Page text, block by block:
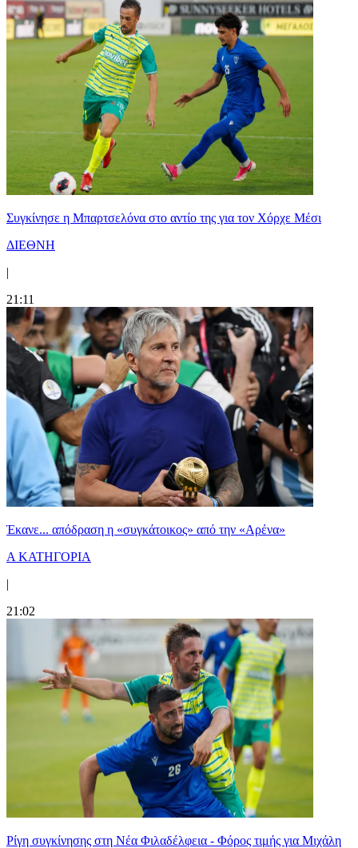
Συγκίνησε η Μπαρτσελόνα στο αντίο της για τον Χόρχε Μέσι
ΔΙΕΘΝΗ
|
21:11
Έκανε... απόδραση η «συγκάτοικος» από την «Αρένα»
Α ΚΑΤΗΓΟΡΙΑ
|
21:02
Ρίγη συγκίνησης στη Νέα Φιλαδέλφεια - Φόρος τιμής για Μιχάλη